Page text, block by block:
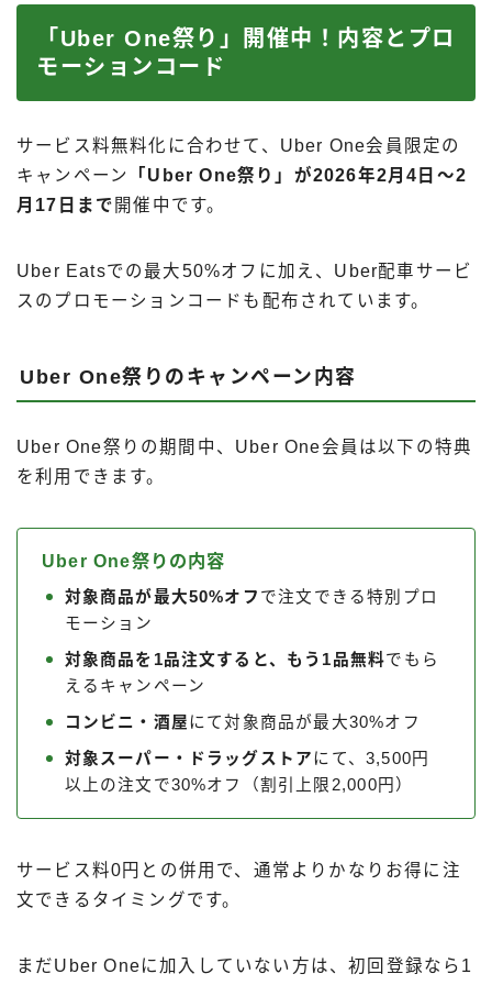
「Uber One祭り」開催中！内容とプロ
モーションコード
サービス料無料化に合わせて、Uber One会員限定の
キャンペーン
「Uber One祭り」が2026年2月4日〜2
月17日まで 開催中です。
Uber Eatsでの最大50%オフに加え、Uber配車サービ
スのプロモーションコードも配布されています。
Uber One祭りのキャンペーン内容
Uber One祭りの期間中、Uber One会員は以下の特典
を利用できます。
Uber One祭りの内容
対象商品が最大50%オフ で注文できる特別プロ
モーション
対象商品を1品注文すると、もう1品無料でもら
えるキャンペーン
コンビニ・酒屋にて対象商品が最大30%オフ
対象スーパー・ドラッグストアにて、3,500円
以上の注文で30%オフ（割引上限2,000円）
サービス料0円との併用で、通常よりかなりお得に注
文できるタイミングです。
まだUber Oneに加入していない方は、初回登録なら1